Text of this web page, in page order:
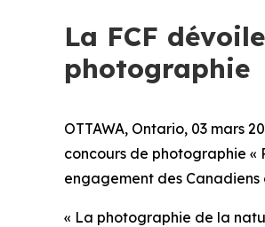
La FCF
photographie
OTTAWA, Ontario, 03 mars
concours de photographie «
engagement des
« La photographie de la